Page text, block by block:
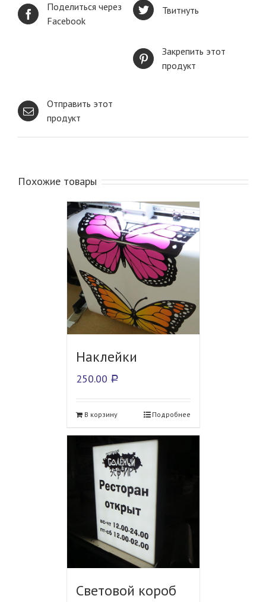
Поделиться через
Facebook
Твитнуть
Закрепить этот
продукт
Отправить этот
продукт
Похожие товары
Наклейки
250.00 Р
В корзину Подробнее
Световой короб